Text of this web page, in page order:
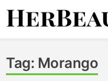
Skip
Tag: Morango